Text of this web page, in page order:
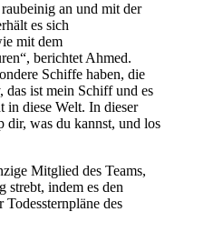
an und mit der
es sich
mit dem
berichtet Ahmed.
Schiffe haben, die
das ist mein Schiff und es
in diese Welt. In dieser
dir, was du kannst, und los
Mitglied des Teams,
strebt, indem es den
des